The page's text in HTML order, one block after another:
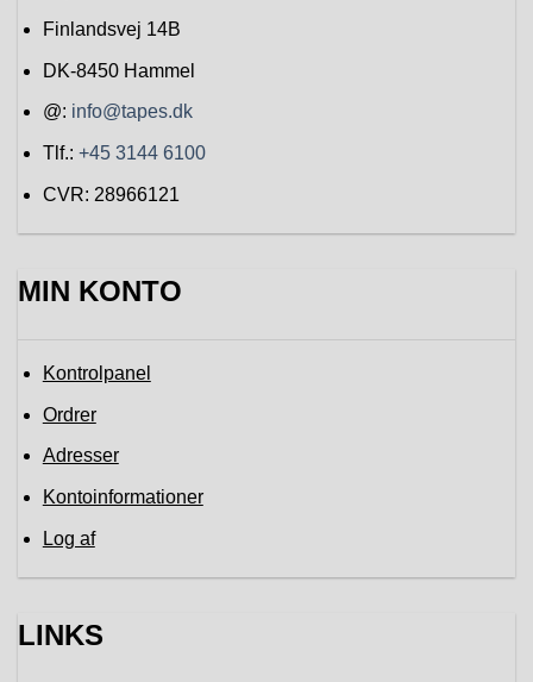
Finlandsvej 14B
DK-8450 Hammel
@: info@tapes.dk
Tlf.: +45 3144 6100
CVR: 28966121
MIN KONTO
Kontrolpanel
Ordrer
Adresser
Kontoinformationer
Log af
LINKS